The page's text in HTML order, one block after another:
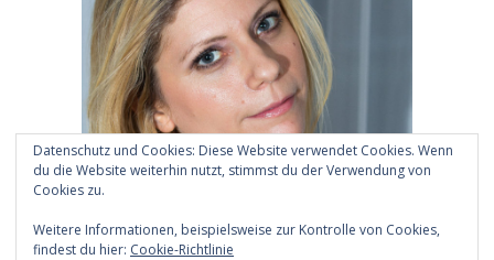
Datenschutz und Cookies: Diese Website verwendet Cookies. Wenn
du die Website weiterhin nutzt, stimmst du der Verwendung von
Cookies zu.
Weitere Informationen, beispielsweise zur Kontrolle von Cookies,
findest du hier: Cookie-Richtlinie